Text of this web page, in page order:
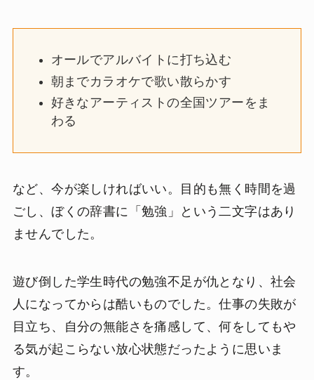
オールでアルバイトに打ち込む
朝までカラオケで歌い散らかす
好きなアーティストの全国ツアーをま
わる
など、今が楽しければいい。目的も無く時間を過
ごし、ぼくの辞書に「勉強」という二文字はあり
ませんでした。
遊び倒した学生時代の勉強不足が仇となり、社会
人になってからは酷いものでした。仕事の失敗が
目立ち、自分の無能さを痛感して、何をしてもや
る気が起こらない放心状態だったように思いま
す。